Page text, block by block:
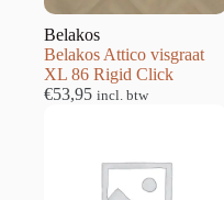
Belakos
Belakos Attico visgraat
XL 86 Rigid Click
€53,95 incl. btw